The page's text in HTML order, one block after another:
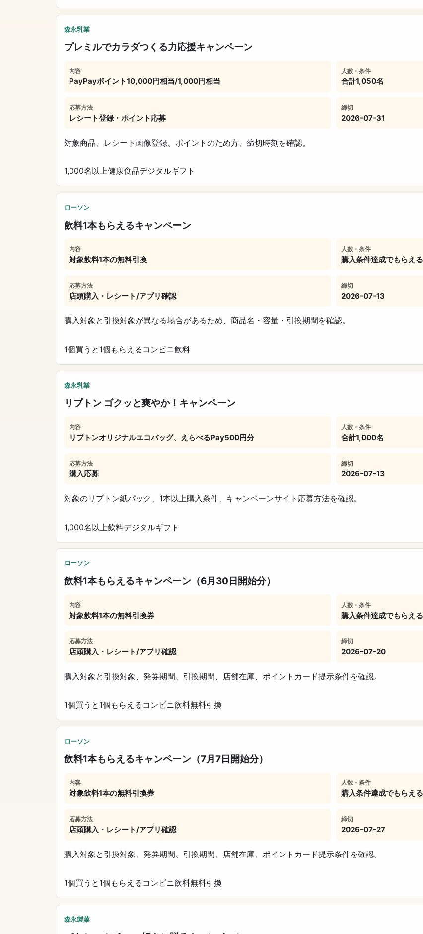
森永乳業
プレミルでカラダつくる力応援キャンペーン
内容
PayPayポイント10,000円相当/1,000円相当
人数・条件
合計1,050名
応募方法
レシート登録・ポイント応募
締切
2026-07-31
対象商品、レシート画像登録、ポイントのため方、締切時刻を確認。
1,000名以上健康食品デジタルギフト
ローソン
飲料1本もらえるキャンペーン
内容
対象飲料1本の無料引換
人数・条件
購入条件達成でもらえる
応募方法
店頭購入・レシート/アプリ確認
締切
2026-07-13
購入対象と引換対象が異なる場合があるため、商品名・容量・引換期間を確認。
1個買うと1個もらえる コンビニ飲料
森永乳業
リプトン ゴクッと爽やか！キャンペーン
内容
リプトンオリジナルエコバッグ、えらべるPay500円分
人数・条件
合計1,000名
応募方法
購入応募
締切
2026-07-13
対象のリプトン紙パック、1本以上購入条件、キャンペーンサイト応募方法を確認。
1,000名以上飲料デジタルギフト
ローソン
飲料1本もらえるキャンペーン（6月30日開始分）
内容
対象飲料1本の無料引換券
人数・条件
購入条件達成でもらえる
応募方法
店頭購入・レシート/アプリ確認
締切
2026-07-20
購入対象と引換対象、発券期間、引換期間、店舗在庫、ポイントカード提示条件を確認。
1個買うと1個もらえる コンビニ飲料無料引換
ローソン
飲料1本もらえるキャンペーン（7月7日開始分）
内容
対象飲料1本の無料引換券
人数・条件
購入条件達成でもらえる
応募方法
店頭購入・レシート/アプリ確認
締切
2026-07-27
購入対象と引換対象、発券期間、引換期間、店舗在庫、ポイントカード提示条件を確認。
1個買うと1個もらえる コンビニ飲料無料引換
森永製菓